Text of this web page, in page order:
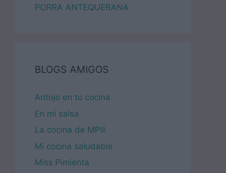
PORRA ANTEQUERANA
BLOGS AMIGOS
Antojo en tu cocina
En mi salsa
La cocina de MPili
Mi cocina saludable
Miss Pimienta